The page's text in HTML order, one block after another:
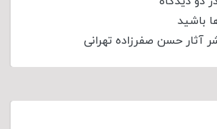
باشید
آثار حسن صفرزاده تهرانی